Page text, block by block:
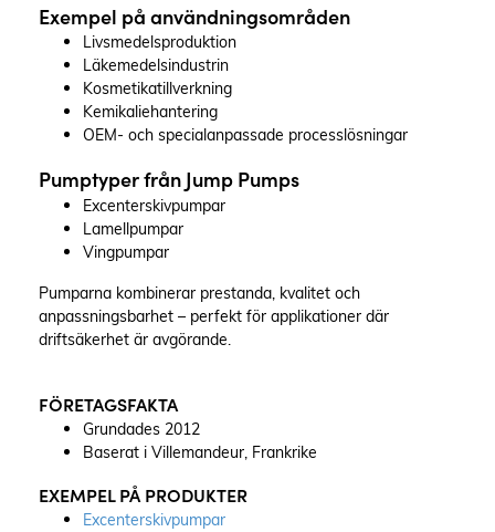
Exempel på användningsområden
Livsmedelsproduktion
Läkemedelsindustrin
Kosmetikatillverkning
Kemikaliehantering
OEM- och specialanpassade processlösningar
Pumptyper från Jump Pumps
Excenterskivpumpar
Lamellpumpar
Vingpumpar
Pumparna kombinerar prestanda, kvalitet och
anpassningsbarhet – perfekt för applikationer där
driftsäkerhet är avgörande.
FÖRETAGSFAKTA
Grundades 2012
Baserat i Villemandeur, Frankrike
EXEMPEL PÅ PRODUKTER
Excenterskivpumpar